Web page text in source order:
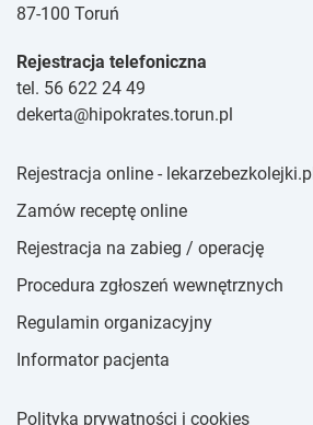
87-100 Toruń
Rejestracja telefoniczna
tel. 56 622 24 49
dekerta@hipokrates.torun.pl
Rejestracja online - lekarzebezkolejki.pl
Zamów receptę online
Rejestracja na zabieg / operację
Procedura zgłoszeń wewnętrznych
Regulamin organizacyjny
Informator pacjenta
Polityka prywatności i cookies